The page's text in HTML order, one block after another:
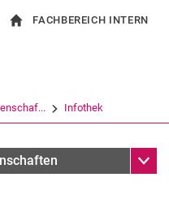
Springe direkt zu: Inhalt
Springe direkt zu: Suche
Springe direkt zu:
externen Link in einem
FACHBEREICH INTERN
Infothek